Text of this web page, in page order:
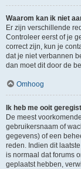
Waarom kan ik niet
Er zijn verschillende
Controleer eerst of je
correct zijn, kun je
dat je niet verbannen
dan moet dit door de
Omhoog
Ik heb me ooit
De meest
gebruikersnaam of
gegevens) of een
reden. Indien dit
is normaal dat forums
geplaatst hebben,